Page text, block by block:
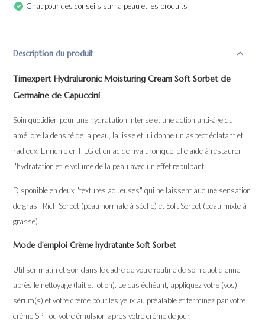
Chat pour des conseils sur la peau et les produits
Description du produit
Timexpert HydraluronicMoisturing Cream Soft Sorbetde
Germaine de Capuccini
Soin quotidien pour une hydratation intense et une action anti-âge qui
améliore la densité de la peau, la lisse et lui donne un aspect éclatant et
radieux. Enrichie en HLG et en acide hyaluronique, elle aide à restaurer
l'hydratation et le volume de la peau avec un effet repulpant.
Disponible en deux "textures aqueuses" qui ne laissent aucune sensation
de gras : Rich Sorbet (peau normale à sèche) et Soft Sorbet (peau mixte à
grasse).
Mode d'emploi Crème hydratante Soft Sorbet
Utiliser matin et soir dans le cadre de votre routine de soin quotidienne
après le nettoyage (lait et lotion). Le cas échéant, appliquez votre (vos)
sérum(s) et votre crème pour les yeux au préalable et terminez par votre
crème SPF ou votre émulsion après votre crème de jour.